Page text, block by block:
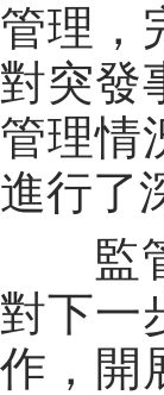
管理，
對突發
管理情
進行了
監管
對下一
作，開